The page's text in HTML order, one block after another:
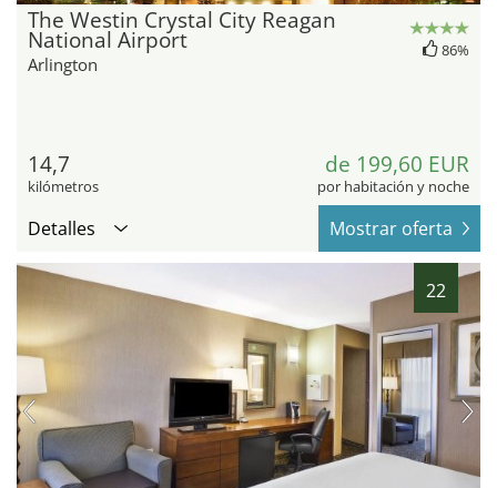
The Westin Crystal City Reagan
National Airport
Arlington
86%
14,7
kilómetros
de 199,60 EUR
por habitación y noche
Detalles Mostrar oferta
22